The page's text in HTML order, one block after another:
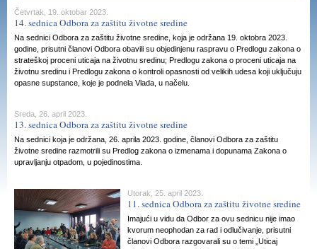
Četvrtak, 19. oktobar 2023.
14. sednica Odbora za zaštitu životne sredine
Na sednici Odbora za zaštitu životne sredine, koja je održana 19. oktobra 2023.
godine, prisutni članovi Odbora obavili su objedinjenu raspravu o Predlogu zakona o
strateškoj proceni uticaja na životnu sredinu; Predlogu zakona o proceni uticaja na
životnu sredinu i Predlogu zakona o kontroli opasnosti od velikih udesa koji uključuju
opasne supstance, koje je podnela Vlada, u načelu.
Sreda, 26. april 2023.
13. sednica Odbora za zaštitu životne sredine
Na sednici koja je održana, 26. aprila 2023. godine, članovi Odbora za zaštitu
životne sredine razmotrili su Predlog zakona o izmenama i dopunama Zakona o
upravljanju otpadom, u pojedinostima.
Utorak, 25. april 2023.
11. sednica Odbora za zaštitu životne sredine
Imajući u vidu da Odbor za ovu sednicu nije imao
kvorum neophodan za rad i odlučivanje, prisutni
članovi Odbora razgovarali su o temi „Uticaj